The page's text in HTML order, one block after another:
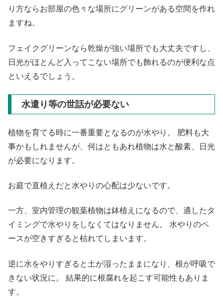
り方ならお部屋の色々な場所にグリーンがある空間を作れ
ますね。
フェイクグリーンなら乾燥が強い場所でも大丈夫ですし、
日光がほとんど入ってこない場所でも飾れるのが便利な点
といえるでしょう。
水遣り等の世話が必要ない
植物を育てる時に一番重要となるのが水やり。 肥料も大
事かもしれませんが、何はともあれ植物は水と酸素、日光
が必要になります。
お庭で直植えだと水やりの心配は少ないです。
一方、室内管理の観葉植物は鉢植えになるので、適したタ
イミングで水やりをしなくてはなりません。 水やりのペ
ースが空きすぎると枯れてしまいます。
逆に水をやりすぎると土が湿ったままになり、根が呼吸で
きない状況に。 結果的に根腐れを起こす可能性もありま
す。